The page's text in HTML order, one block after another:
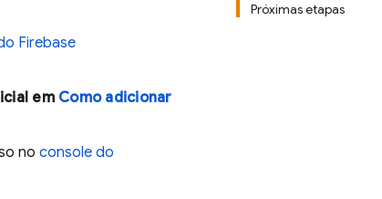
Próximas etapas
Firebase
em Como adicionar
no console do